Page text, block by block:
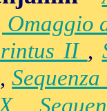
Omaggio
II ,
,
,